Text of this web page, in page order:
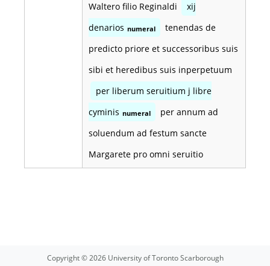
Waltero filio Reginaldi
xij
denarios numeral
tenendas de
predicto priore et successoribus suis
sibi et heredibus suis inperpetuum
per liberum seruitium j libre
cyminis numeral
per annum ad
soluendum ad festum sancte
Margarete pro omni seruitio
Copyright © 2026 University of Toronto Scarborough